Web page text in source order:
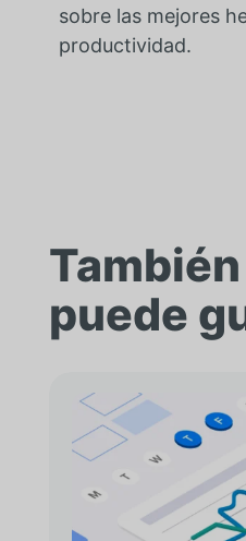
sobre las mejores
productividad.
puede